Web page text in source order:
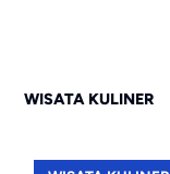
WISATA KULINER